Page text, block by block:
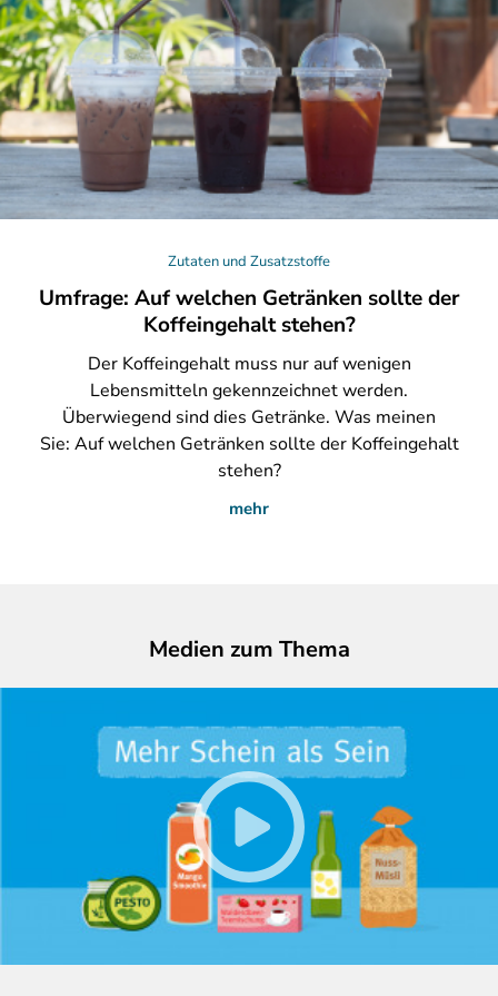
Zutaten und Zusatzstoffe
Umfrage: Auf welchen Getränken sollte der
Koffeingehalt stehen?
DerKoffeingehalt muss nur auf wenigen
Lebensmitteln gekennzeichnet werden.
Überwiegend sind dies Getränke. Was meinen
Sie: Auf welchen Getränken sollte der Koffeingehalt
stehen?
mehr
Medien zum Thema